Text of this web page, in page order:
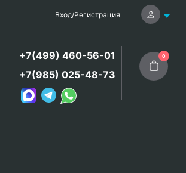
Вход/Регистрация
+7(499) 460-56-01
+7(985) 025-48-73
0